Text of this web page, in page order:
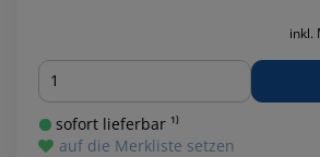
inkl.
Menge
sofort lieferbar ¹⁾
auf die Merkliste setzen